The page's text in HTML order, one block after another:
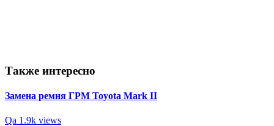
Также интересно
Замена ремня ГРМ Toyota Mark II
Qa 1.9k views